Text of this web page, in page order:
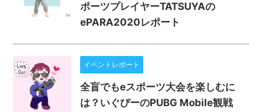
ポーツプレイヤーTATSUYAの
ePARA2020レポート
イベントレポート
全盲でもeスポーツ大会を楽しむに
は？いぐぴーのPUBG Mobile観戦